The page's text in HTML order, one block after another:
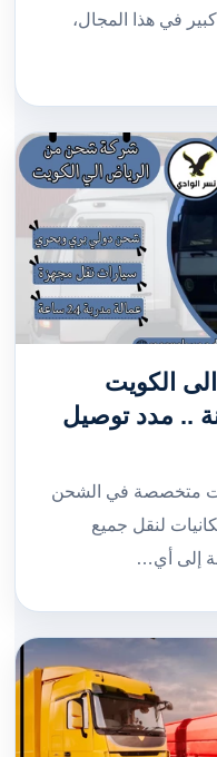
في هذا المجال،
الكويت
مرنة .. مدد توصيل
متخصصة في الشحن
لنقل جميع
إلى أي…